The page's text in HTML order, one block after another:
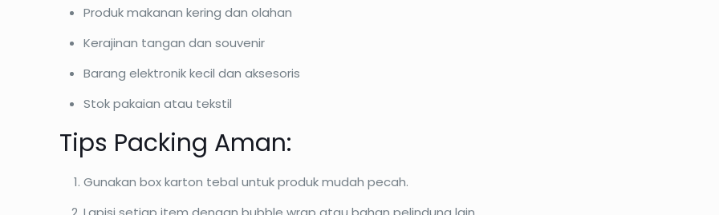
Produk makanan kering dan olahan
Kerajinan tangan dan souvenir
Barang elektronik kecil dan aksesoris
Stok pakaian atau tekstil
Tips Packing Aman:
Gunakan box karton tebal untuk produk mudah pecah.